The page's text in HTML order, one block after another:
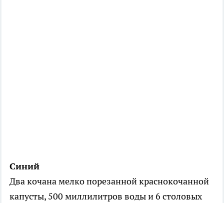
Синий
Два кочана мелко порезанной краснокочанной
капусты, 500 миллилитров воды и 6 столовых